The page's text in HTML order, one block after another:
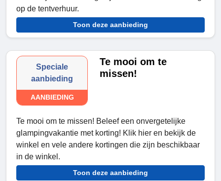
op de tentverhuur.
Toon deze aanbieding
Speciale
aanbieding
AANBIEDING
Te mooi om te
missen!
Te mooi om te missen! Beleef een onvergetelijke
glampingvakantie met korting! Klik hier en bekijk de
winkel en vele andere kortingen die zijn beschikbaar
in de winkel.
Toon deze aanbieding